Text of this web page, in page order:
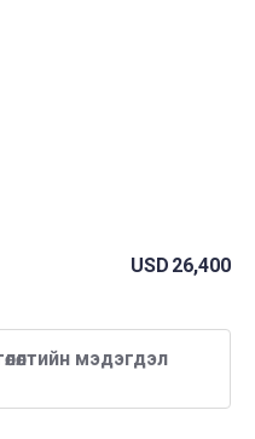
USD 26,400
мэдэгдэл